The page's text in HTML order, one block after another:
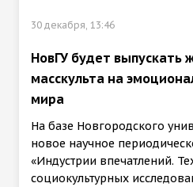
30 декабря, 13:46
НовГУ будет выпускать
масскульта на
мира
На базе Новгородского
новое научное
«Индустрии впечатлений.
социокультурных